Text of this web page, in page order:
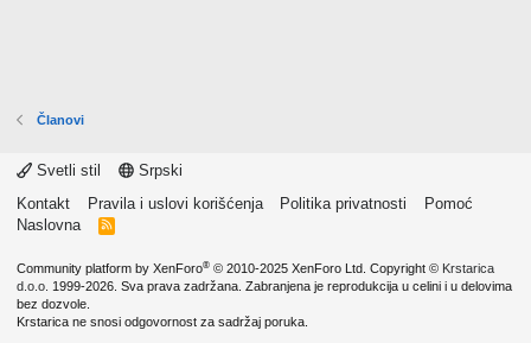
Članovi
Svetli stil
Srpski
Kontakt
Pravila i uslovi korišćenja Politika privatnosti
Pomoć
Naslovna
R
Community platform by XenForo® © 2010-2025 XenForo Ltd. Copyright © Krstarica
d.o.o. 1999-2026. Sva prava zadržana. Zabranjena je reprodukcija u celini i u delovima
bez dozvole.
Krstarica ne snosi odgovornost za sadržaj poruka.